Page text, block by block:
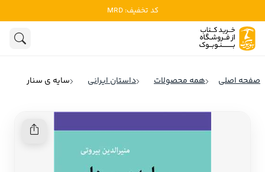
کد تخفیف: MRD
ادبیات
تاریخ و سیاست
ادبیات انگلیس
ادبیات فرانسه
ادبیات ایتالیا
صفحه اصلی همه محصولات داستان ایرانی سایه ی سنار